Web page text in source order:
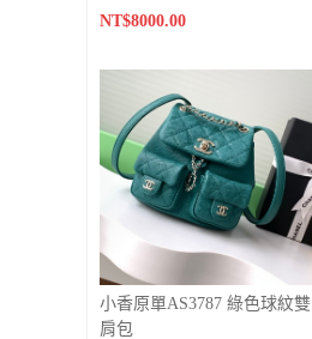
NT$8000.00
小香原單AS3787 綠色球紋雙
肩包